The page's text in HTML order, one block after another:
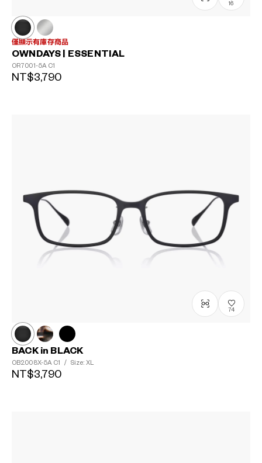
16
僅顯示有庫存商品
OWNDAYS | ESSENTIAL
OR7001-5A C1
NT$3,790
74
BACK in BLACK
OB2008X-5A C1 / Size: XL
NT$3,790